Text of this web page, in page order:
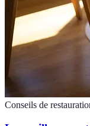
Conseils de